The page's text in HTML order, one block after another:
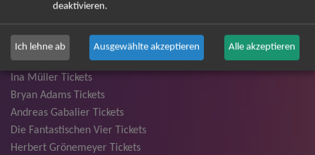
Andrea Berg Tickets
Backstreet Boys Tickets
Unheilig Tickets
Santiano Tickets
Ina Müller Tickets
Bryan Adams Tickets
Andreas Gabalier Tickets
Die Fantastischen Vier Tickets
Herbert Grönemeyer Tickets
deaktivieren.
Ich lehne ab Ausgewählte akzeptieren Alle akzeptieren